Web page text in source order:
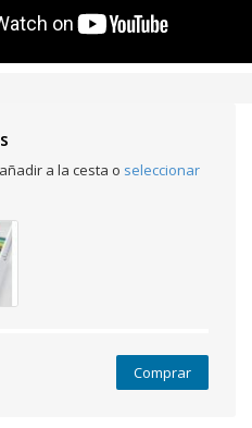
a la cesta o seleccionar
Comprar